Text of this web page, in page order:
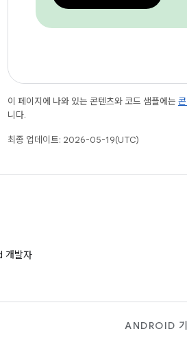
이 페이지에 나와 있는 콘텐츠와 코드 샘플에는
니다.
최종 업데이트: 2026-05-19(UTC)
개발자
ANDROID